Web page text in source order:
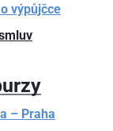
výpůjčce
– Praha